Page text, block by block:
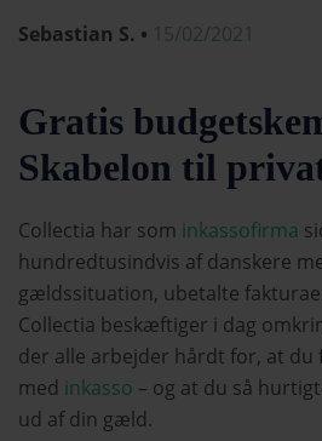
Sebastian S. • 15/02/2021
Gratis
Skabelon til
Collectia har som inkassofirma
hundredtusindvis af danskere
gældssituation, ubetalte
Collectia beskæftiger i dag
der alle arbejder hårdt for, at du
med inkasso – og at du så
ud af din gæld.